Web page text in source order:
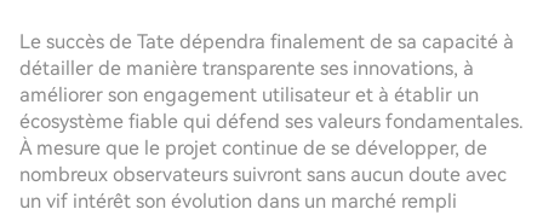
Le succès de Tate dépendra finalement de sa capacité à
détailler de manière transparente ses innovations, à
améliorer son engagement utilisateur et à établir un
écosystème fiable qui défend ses valeurs fondamentales.
À mesure que le projet continue de se développer, de
nombreux observateurs suivront sans aucun doute avec
un vif intérêt son évolution dans un marché rempli